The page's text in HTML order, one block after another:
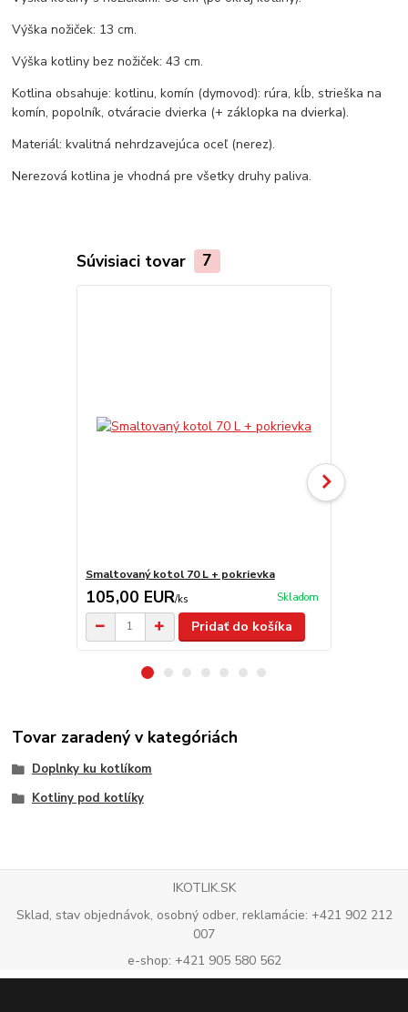
Výška nožiček: 13 cm.
Výška kotliny bez nožiček: 43 cm.
Kotlina obsahuje: kotlinu, komín (dymovod): rúra, kĺb, strieška na
komín, popolník, otváracie dvierka (+ záklopka na dvierka).
Materiál: kvalitná nehrdzavejúca oceľ (nerez).
Nerezová kotlina je vhodná pre všetky druhy paliva.
Súvisiaci tovar 7
Smaltovaný kotol 70 L + pokrievka
105,00 EUR/ks Skladom
Pridať do košíka
Tovar zaradený v kategóriách
Doplnky ku kotlíkom
Kotliny pod kotlíky
IKOTLIK.SK
Sklad, stav objednávok, osobný odber, reklamácie: +421 902 212
007
e-shop: +421 905 580 562